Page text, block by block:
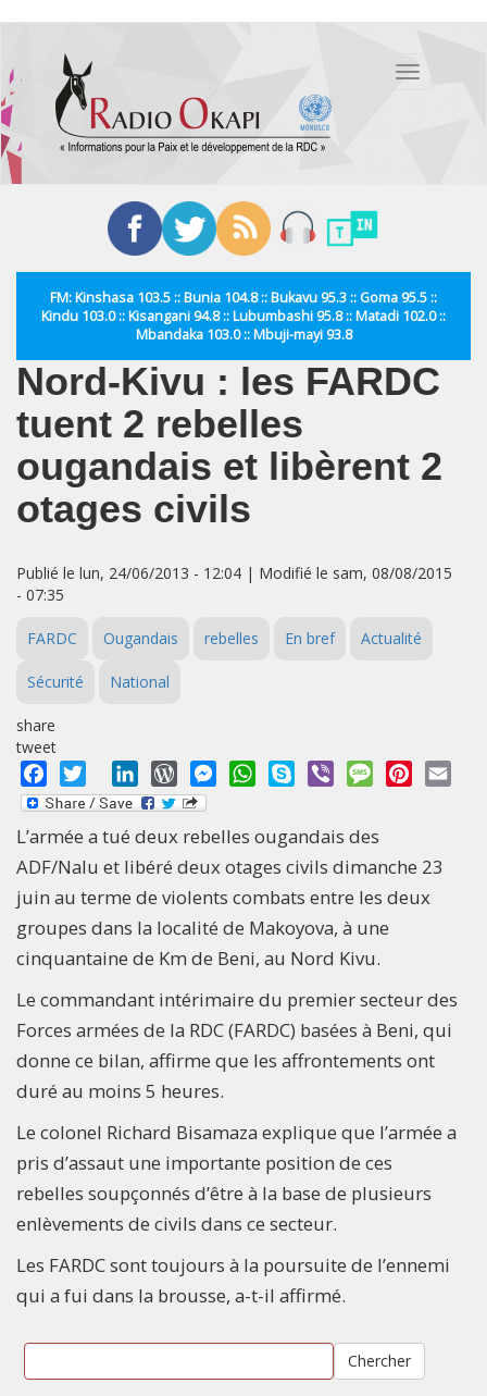
contenu
principal
Toggle
FM: Kinshasa 103.5 :: Bunia 104.8 :: Bukavu 95.3 :: Goma 95.5 ::
Kindu 103.0 :: Kisangani 94.8 :: Lubumbashi 95.8 :: Matadi 102.0 ::
Mbandaka 103.0 :: Mbuji-mayi 93.8
Nord-Kivu : les FARDC
tuent 2 rebelles
ougandais et libèrent 2
otages civils
Publié le lun, 24/06/2013 - 12:04 | Modifié le sam, 08/08/2015
- 07:35
FARDC Ougandais rebelles En bref Actualité
Sécurité National
share
tweet
Facebook
Twitter LinkedInWordPressMessengerWhatsApp
Skype Viber MessagePinterest
L’armée a tué deux rebelles ougandais des
ADF/Nalu et libéré deux otages civils dimanche 23
juin au terme de violents combats entre les deux
groupes dans la localité de Makoyova, à une
cinquantaine de Km de Beni, au Nord Kivu.
Le commandant intérimaire du premier secteur des
Forces armées de la RDC (FARDC) basées à Beni, qui
donne ce bilan, affirme que les affrontements ont
duré au moins 5 heures.
Le colonel Richard Bisamaza explique que l’armée a
pris d’assaut une importante position de ces
rebelles soupçonnés d’être à la base de plusieurs
enlèvements de civils dans ce secteur.
Les FARDC sont toujours à la poursuite de l’ennemi
qui a fui dans la brousse, a-t-il affirmé.
Chercher